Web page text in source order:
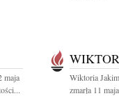
maja
Wiktoria
zmarła 11